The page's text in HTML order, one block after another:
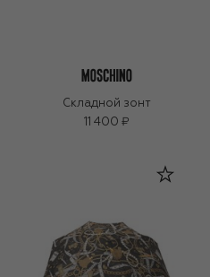
Складной зонт
11 400 ₽